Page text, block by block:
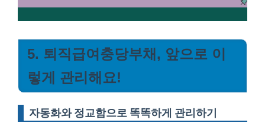
5. 퇴직급여충당부채, 앞으로 이
렇게 관리해요!
자동화와 정교함으로 똑똑하게 관리하기